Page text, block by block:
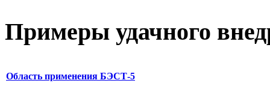
Примеры удачного
Область применения БЭСТ-5